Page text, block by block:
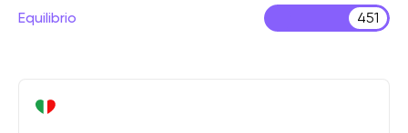
Equilibrio 451